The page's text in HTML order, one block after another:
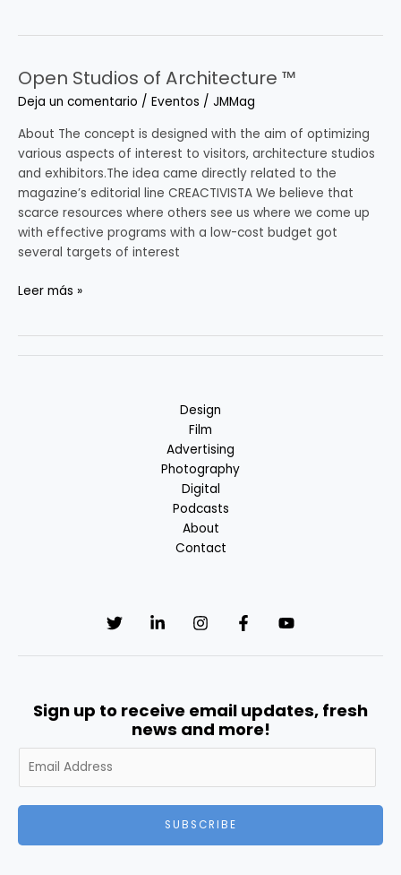
Open Studios of Architecture ™
Deja un comentario / Eventos / JMMag
About The concept is designed with the aim of optimizing
various aspects of interest to visitors, architecture studios
and exhibitors.The idea came directly related to the
magazine’s editorial line CREACTIVISTA We believe that
scarce resources where others see us where we come up
with effective programs with a low-cost budget got
several targets of interest
Open
Studios
Architecture
™
Leer más »
Design
Film
Advertising
Photography
Digital
Podcasts
About
Contact
Sign up to receive email updates, fresh
news and more!
SUBSCRIBE